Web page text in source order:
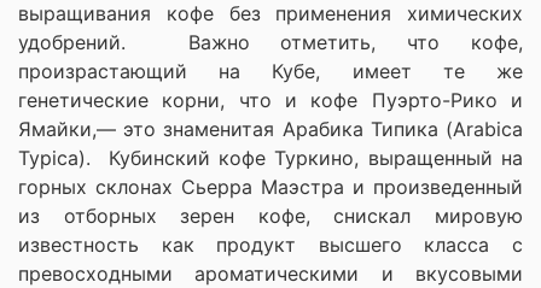
выращивания кофе без применения химических
удобрений. Важно отметить, что кофе,
произрастающий на Кубе, имеет те же
генетические корни, что и кофе Пуэрто-Рико и
Ямайки,— это знаменитая Арабика Типика (Arabica
Typica). Кубинский кофе Туркино, выращенный на
горных склонах Сьерра Маэстра и произведенный
из отборных зерен кофе, снискал мировую
известность как продукт высшего класса с
превосходными ароматическими и вкусовыми